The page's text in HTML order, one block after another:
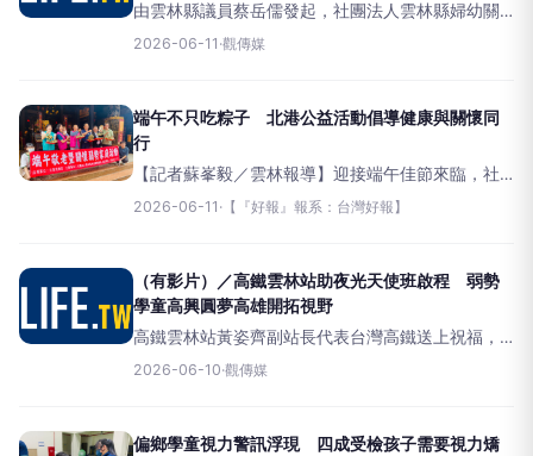
由雲林縣議員蔡岳儒發起，社團法人雲林縣婦幼關
懷協會主辦、北港武德宮指導及雲林家扶中心協辦
2026-06-11 ·觀傳媒
端午不只吃粽子 北港公益活動倡導健康與關懷同
行
【記者蘇峯毅／雲林報導】迎接端午佳節來臨，社
團法人雲林縣婦幼關懷協會11日上午在北港武德宮舉
希望
2026-06-11 · 【『好報』報系：台灣好報】
（有影片）／高鐵雲林站助夜光天使班啟程 弱勢
學童高興圓夢高雄開拓視野
高鐵雲林站黃姿齊副站長代表台灣高鐵送上祝福，
期盼孩子們收穫滿滿。（圖／記者蘇榮泉攝）（觀
2026-06-10·觀傳媒
偏鄉學童視力警訊浮現 四成受檢孩子需要視力矯